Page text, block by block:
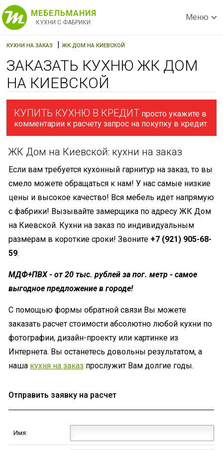
МЕБЕЛЬМАНИЯ
КУХНИ С ФАБРИКИ
Меню
КУХНИ НА ЗАКАЗ |ЖК ДОМ НА КИЕВСКОЙ
ЗАКАЗАТЬ КУХНЮ ЖК ДОМ
НА КИЕВСКОЙ
КУПИТЬ КУХНЮ В КРЕДИТ просто укажите в
комментарии к расчету запрос на покупку в кредит.
ЖК Дом на Киевской: кухни на заказ
Если вам требуется кухонный гарнитур на заказ, то вы
смело можете обращаться к нам! У нас самые низкие
цены и высокое качество! Вся мебель идет напрямую
с фабрики! Вызывайте замерщика по адресу ЖК Дом
на Киевской. Кухни на заказ по индивидуальным
размерам в короткие сроки! Звоните +7 (921) 905-68-
59.
МДФ+ПВХ - от 20 тыс. рублей за пог. метр - самое
выгодное предложение в городе!
С помощью формы обратной связи Вы можете
заказать расчет стоимости абсолютно любой кухни по
фотографии, дизайн-проекту или картинке из
Интернета. Вы останетесь довольны результатом, а
наша кухня на заказ прослужит Вам долгие годы.
Отправить заявку на расчет
Имя: